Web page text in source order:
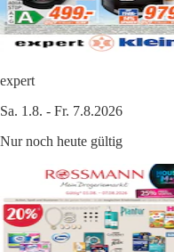
expert
Sa. 1.8. - Fr. 7.8.2026
Nur noch heute gültig